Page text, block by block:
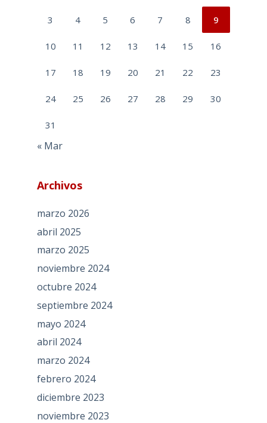
3 4 5 6 7 8 9
10 11 12 13 14 15 16
17 18 19 20 21 22 23
24 25 26 27 28 29 30
31
« Mar
Archivos
marzo 2026
abril 2025
marzo 2025
noviembre 2024
octubre 2024
septiembre 2024
mayo 2024
abril 2024
marzo 2024
febrero 2024
diciembre 2023
noviembre 2023